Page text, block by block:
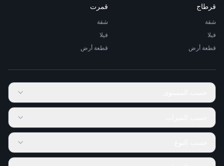
قرطاج
شقة
فيلا
قطعة أرض
قمرت
شقة
فيلا
قطعة أرض